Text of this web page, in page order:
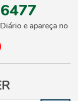
e apareça no